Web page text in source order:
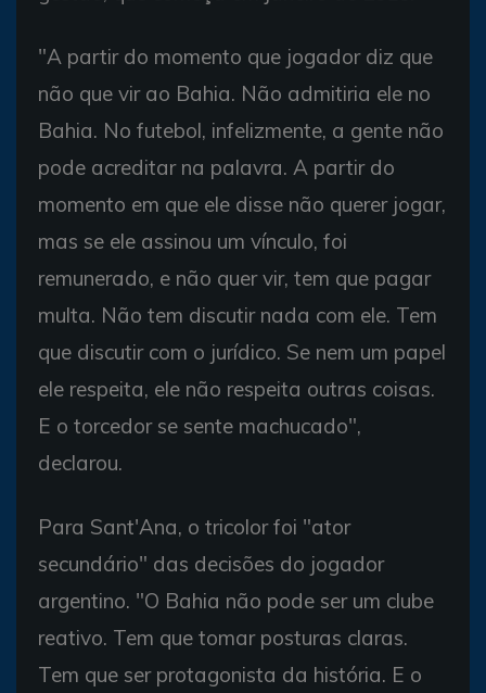
"A partir do momento que jogador diz que
não que vir ao Bahia. Não admitiria ele no
Bahia. No futebol, infelizmente, a gente não
pode acreditar na palavra. A partir do
momento em que ele disse não querer jogar,
mas se ele assinou um vínculo, foi
remunerado, e não quer vir, tem que pagar
multa. Não tem discutir nada com ele. Tem
que discutir com o jurídico. Se nem um papel
ele respeita, ele não respeita outras coisas.
E o torcedor se sente machucado",
declarou.
Para Sant'Ana, o tricolor foi "ator
secundário" das decisões do jogador
argentino. "O Bahia não pode ser um clube
reativo. Tem que tomar posturas claras.
Tem que ser protagonista da história. E o